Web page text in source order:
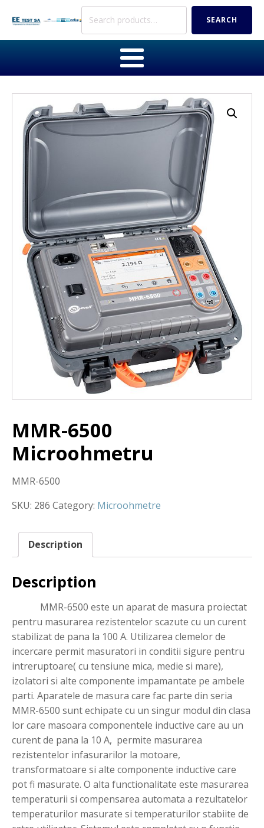
Search
SEARCH
MMR-6500
Microohmetru
MMR-6500
SKU: 286 Category: Microohmetre
Description
Description
MMR-6500 este un aparat de masura proiectat
pentru masurarea rezistentelor scazute cu un curent
stabilizat de pana la 100 A. Utilizarea clemelor de
incercare permit masuratori in conditii sigure pentru
intreruptoare( cu tensiune mica, medie si mare),
izolatori si alte componente impamantate pe ambele
parti. Aparatele de masura care fac parte din seria
MMR-6500 sunt echipate cu un singur modul din clasa
lor care masoara componentele inductive care au un
curent de pana la 10 A, permite masurarea
rezistentelor infasurarilor la motoare,
transformatoare si alte componente inductive care
pot fi masurate. O alta functionalitate este masurarea
temperaturii si compensarea automata a rezultatelor
temperaturilor masurate si temperaturilor stabiite de